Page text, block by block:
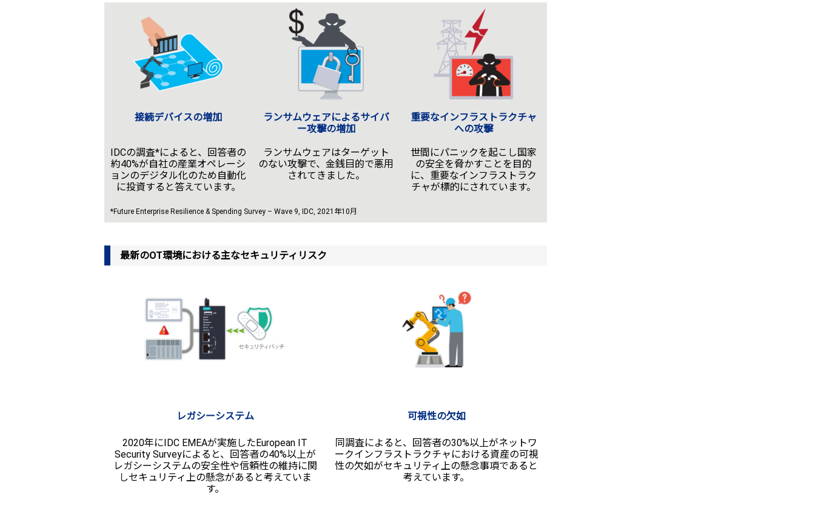
接続デバイスの増加
ランサムウェアによるサイバ
ー攻撃の増加
重要なインフラストラクチャ
への攻撃
IDCの調査*によると、回答者の
約40%が自社の産業オペレーシ
ョンのデジタル化のため自動化
に投資すると答えています。
ランサムウェアはターゲット
のない攻撃で、金銭目的で悪用
されてきました。
世間にパニックを起こし国家
の安全を脅かすことを目的
に、重要なインフラストラク
チャが標的にされています。
*Future Enterprise Resilience & Spending Survey – Wave 9, IDC, 2021年10月
最新のOT環境における主なセキュリティリスク
レガシーシステム 可視性の欠如
2020年にIDC EMEAが実施したEuropean IT
Security Surveyによると、回答者の40%以上が
レガシーシステムの安全性や信頼性の維持に関
しセキュリティ上の懸念があると考えていま
す。
同調査によると、回答者の30%以上がネットワ
ークインフラストラクチャにおける資産の可視
性の欠如がセキュリティ上の懸念事項であると
考えています。